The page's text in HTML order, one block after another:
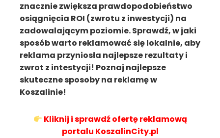
znacznie zwiększa prawdopodobieństwo
osiągnięcia ROI (zwrotu z inwestycji) na
zadowalającym poziomie. Sprawdź, w jaki
sposób warto reklamować się lokalnie, aby
reklama przyniosła najlepsze rezultaty i
zwrot z intestycji! Poznaj najlepsze
skuteczne sposoby na reklamę w
Koszalinie!
Kliknij i sprawdź ofertę reklamową
portalu KoszalinCity.pl